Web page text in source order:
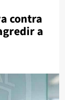
contra
a